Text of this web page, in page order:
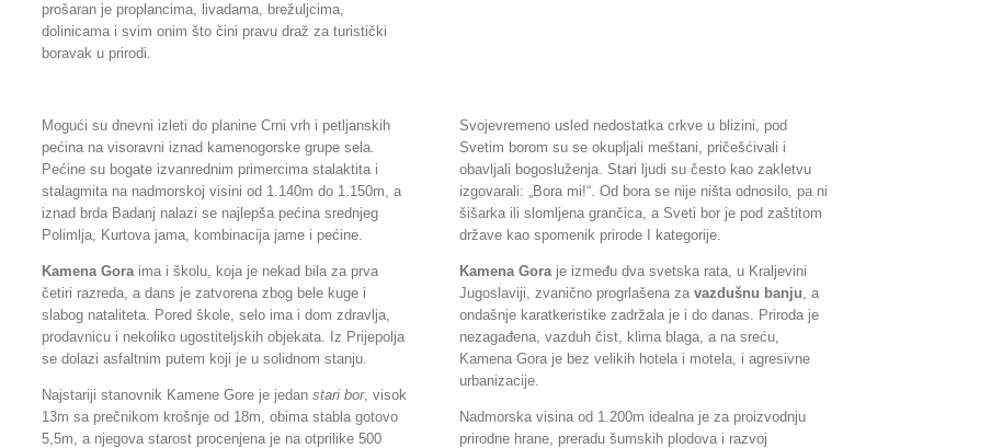
prošaran je proplancima, livadama, brežuljcima,
dolinicama i svim onim što čini pravu draž za turistički
boravak u prirodi.
Mogući su dnevni izleti do planine Crni vrh i petljanskih
pećina na visoravni iznad kamenogorske grupe sela.
Pećine su bogate izvanrednim primercima stalaktita i
stalagmita na nadmorskoj visini od 1.140m do 1.150m, a
iznad brda Badanj nalazi se najlepša pećina srednjeg
Polimlja, Kurtova jama, kombinacija jame i pećine.
Kamena Goraima i školu, koja je nekad bila za prva
četiri razreda, a dans je zatvorena zbog bele kuge i
slabog nataliteta. Pored škole, selo ima i dom zdravlja,
prodavnicu i nekoliko ugostiteljskih objekata. Iz Prijepolja
se dolazi asfaltnim putem koji je u solidnom stanju.
Najstariji stanovnik Kamene Gore je jedan stari bor, visok
13m sa prečnikom krošnje od 18m, obima stabla gotovо
5,5m, a njegova starost procenjena je na otprilike 500
Svojevremeno usled nedostatka crkve u blizini, pod
Svetim borom su se okupljali meštani, pričešćivali i
obavljali bogosluženja. Stari ljudi su često kao zakletvu
izgovarali: „Bora mi!“. Od bora se nije ništa odnosilo, pa ni
šišarka ili slomljena grančica, a Sveti bor je pod zaštitom
države kao spomenik prirode I kategorije.
Kamena Goraje između dva svetska rata, u Kraljevini
Jugoslaviji, zvanično progrlašena zavazdušnu banju, a
ondašnje karatkeristike zadržala je i do danas. Priroda je
nezagađena, vazduh čist, klima blaga, a na sreću,
Kamena Gora je bez velikih hotela i motela, i agresivne
urbanizacije.
Nadmorska visina od 1.200m idealna je za proizvodnju
prirodne hrane, preradu šumskih plodova i razvoj